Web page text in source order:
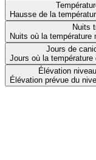
Hausse de la
Nuits
Nuits où la température
Jours de
Jours où la température
Élévation
Élévation prévue du